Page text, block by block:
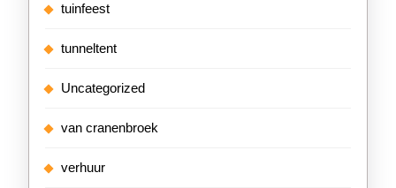
tuinfeest
tunneltent
Uncategorized
van cranenbroek
verhuur